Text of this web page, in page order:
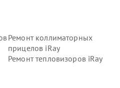
Ремонт коллиматорных
прицелов iRay
Ремонт тепловизоров iRay